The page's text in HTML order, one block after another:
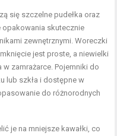
się szczelne pudełka oraz
opakowania skutecznie
zewnętrznymi. Woreczki
jest proste, a niewielki
zamrażarce. Pojemniki do
lub szkła i dostępne w
do różnorodnych
je na mniejsze kawałki, co